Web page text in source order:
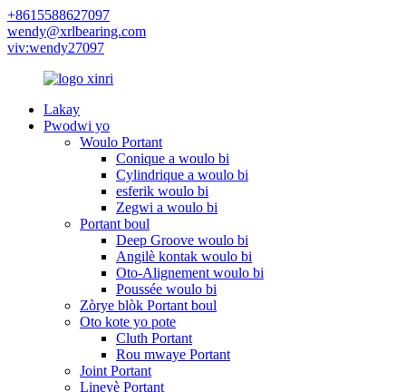
+8615588627097
wendy@xrlbearing.com
viv:wendy27097
Lakay
Pwodwi yo
Woulo Portant
Conique a woulo bi
Cylindrique a woulo bi
esferik woulo bi
Zegwi a woulo bi
Portant boul
Deep Groove woulo bi
Angilè kontak woulo bi
Oto-Alignement woulo bi
Poussée woulo bi
Zòrye blòk Portant boul
Oto kote yo pote
Cluth Portant
Rou mwaye Portant
Joint Portant
Lineyè Portant